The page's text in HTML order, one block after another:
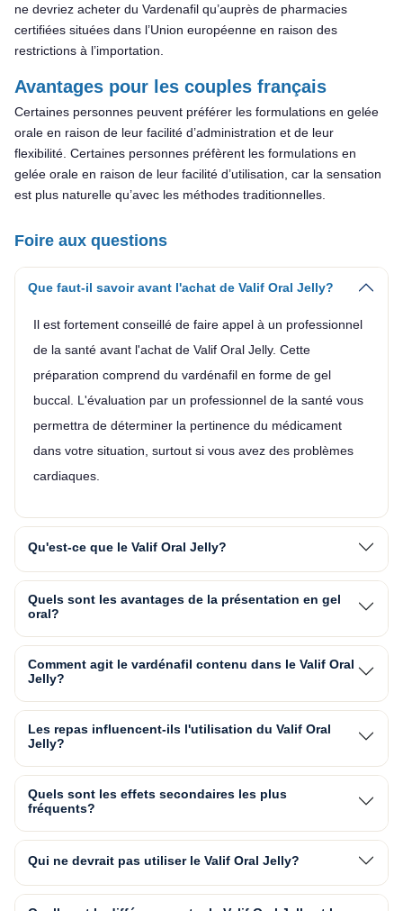
ne devriez acheter du Vardenafil qu’auprès de pharmacies
certifiées situées dans l’Union européenne en raison des
restrictions à l’importation.
Avantages pour les couples français
Certaines personnes peuvent préférer les formulations en gelée
orale en raison de leur facilité d’administration et de leur
flexibilité. Certaines personnes préfèrent les formulations en
gelée orale en raison de leur facilité d’utilisation, car la sensation
est plus naturelle qu’avec les méthodes traditionnelles.
Foire aux questions
Que faut-il savoir avant l'achat de Valif Oral Jelly?
Il est fortement conseillé de faire appel à un professionnel
de la santé avant l'achat de Valif Oral Jelly. Cette
préparation comprend du vardénafil en forme de gel
buccal. L'évaluation par un professionnel de la santé vous
permettra de déterminer la pertinence du médicament
dans votre situation, surtout si vous avez des problèmes
cardiaques.
Qu'est-ce que le Valif Oral Jelly?
Quels sont les avantages de la présentation en gel
oral?
Comment agit le vardénafil contenu dans le Valif Oral
Jelly?
Les repas influencent-ils l'utilisation du Valif Oral
Jelly?
Quels sont les effets secondaires les plus
fréquents?
Qui ne devrait pas utiliser le Valif Oral Jelly?